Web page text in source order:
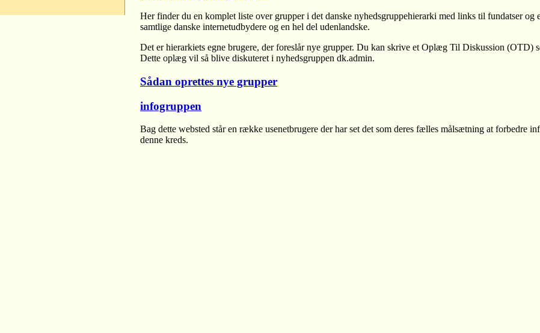
Her finder du en komplet liste over grupper i det danske nyhedsgruppehierarki med links til fundatser og
samtlige danske internetudbydere og en hel del udenlandske.
Det er hierarkiets egne brugere, der foreslår nye grupper. Du kan skrive et Oplæg Til Diskussion (OTD)
Dette oplæg vil så blive diskuteret i nyhedsgruppen dk.admin.
Sådan oprettes nye grupper
infogruppen
Bag dette websted står en række usenetbrugere der har set det som deres fælles målsætning at forbedre
denne kreds.